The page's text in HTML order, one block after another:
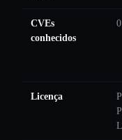
CVEs
conhecidos
0
Licença